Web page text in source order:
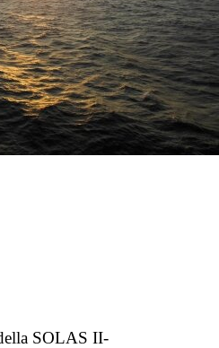
SOLAS II-